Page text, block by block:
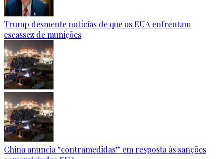
Trump desmente notícias de que os EUA enfrentam
escassez de munições
China anuncia “contramedidas” em resposta às sanções